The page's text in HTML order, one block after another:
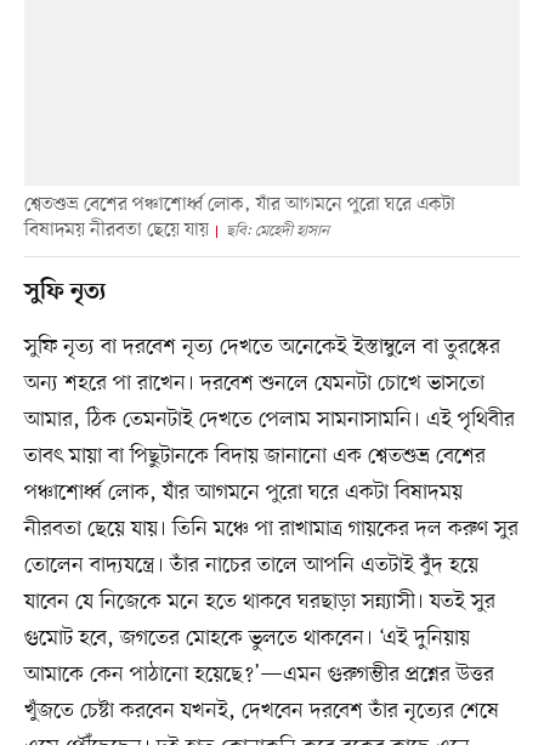
শ্বেতশুভ্র বেশের পঞ্চাশোর্ধ্ব লোক, যাঁর আগমনে পুরো ঘরে একটা
বিষাদময় নীরবতা ছেয়ে যায়
ছবি: মেহেদী হাসান
সুফি নৃত্য
সুফি নৃত্য বা দরবেশ নৃত্য দেখতে অনেকেই ইস্তাম্বুলে বা তুরস্কের
অন্য শহরে পা রাখেন। দরবেশ শুনলে যেমনটা চোখে ভাসতো
আমার, ঠিক তেমনটাই দেখতে পেলাম সামনাসামনি। এই পৃথিবীর
তাবৎ মায়া বা পিছুটানকে বিদায় জানানো এক শ্বেতশুভ্র বেশের
পঞ্চাশোর্ধ্ব লোক, যাঁর আগমনে পুরো ঘরে একটা বিষাদময়
নীরবতা ছেয়ে যায়। তিনি মঞ্চে পা রাখামাত্র গায়কের দল করুণ সুর
তোলেন বাদ্যযন্ত্রে। তাঁর নাচের তালে আপনি এতটাই বুঁদ হয়ে
যাবেন যে নিজেকে মনে হতে থাকবে ঘরছাড়া সন্ন্যাসী। যতই সুর
গুমোট হবে, জগতের মোহকে ভুলতে থাকবেন। ‘এই দুনিয়ায়
আমাকে কেন পাঠানো হয়েছে?’—এমন গুরুগম্ভীর প্রশ্নের উত্তর
খুঁজতে চেষ্টা করবেন যখনই, দেখবেন দরবেশ তাঁর নৃত্যের শেষে